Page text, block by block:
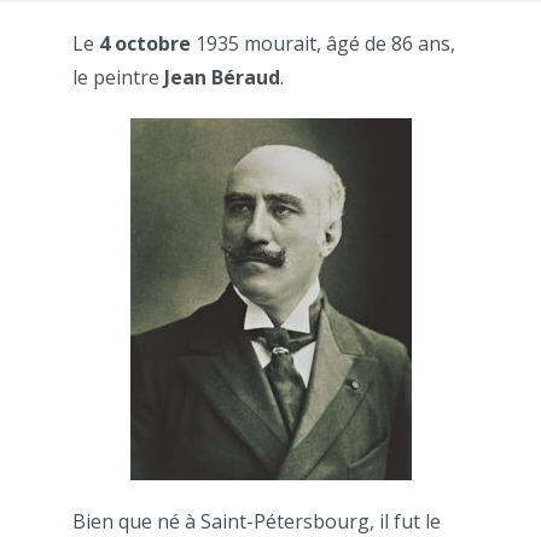
Le 4 octobre 1935 mourait, âgé de 86 ans,
le peintre Jean Béraud.
Bien que né à Saint-Pétersbourg, il fut le